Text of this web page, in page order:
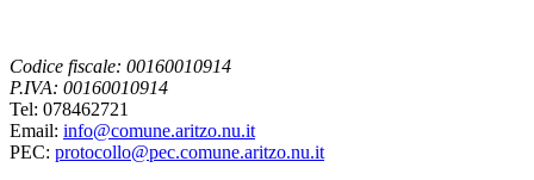
Codice fiscale: 00160010914
P.IVA: 00160010914
Tel: 078462721
Email: info@comune.aritzo.nu.it
PEC: protocollo@pec.comune.aritzo.nu.it